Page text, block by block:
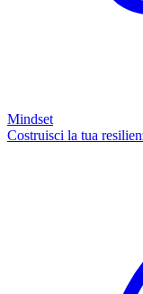
Mindset
Costruisci la tua